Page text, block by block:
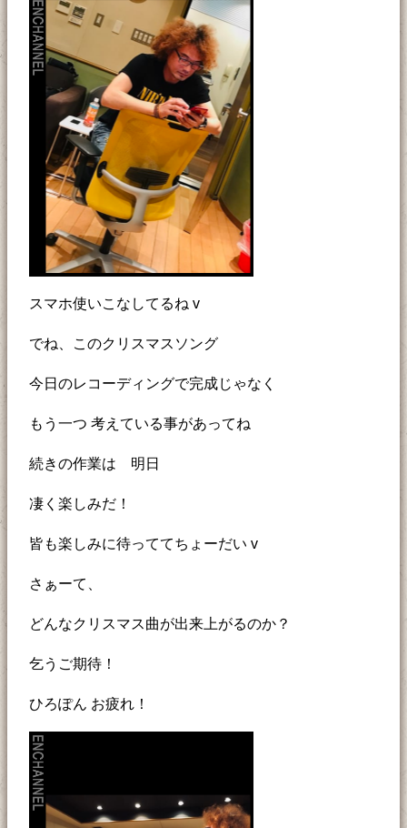
スマホ使いこなしてるね v
でね、このクリスマスソング
今日のレコーディングで完成じゃなく
もう一つ 考えている事があってね
続きの作業は 明日
凄く楽しみだ！
皆も楽しみに待っててちょーだい v
さぁーて、
どんなクリスマス曲が出来上がるのか？
乞うご期待！
ひろぽん お疲れ！